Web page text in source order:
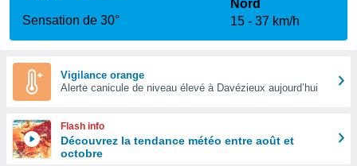
Sensation de 30°
Nord
15
37 km/h
Vigilance orange
Alerte canicule de niveau élevé à Davézieux aujourd’hui
Flash info
Découvrez la tendance météo entre août et
octobre